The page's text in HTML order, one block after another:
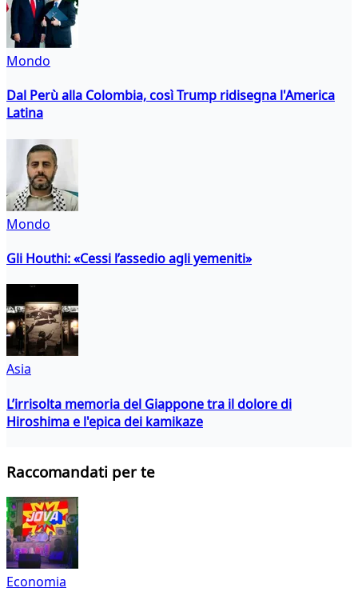
Mondo
Dal Perù alla Colombia, così Trump ridisegna l'America
Latina
Mondo
Gli Houthi: «Cessi l’assedio agli yemeniti»
Asia
L’irrisolta memoria del Giappone tra il dolore di
Hiroshima e l'epica dei kamikaze
Raccomandati per te
Economia